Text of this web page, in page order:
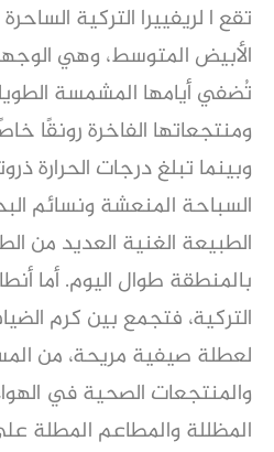
تقع ا لريفييرا التركية
الأبيض المتوسط، وهي
تُضفي أيامها المشمسة
ومنتجعاتها الفاخرة رونقًا
وبينما تبلغ درجات الحرارة
السباحة المنعشة ونسائم
الطبيعة الغنية العديد من
بالمنطقة طوال اليوم. أما
التركية، فتجمع بين كرم
لعطلة صيفية مريحة، من
والمنتجعات الصحية في
المظللة والمطاعم المطلة